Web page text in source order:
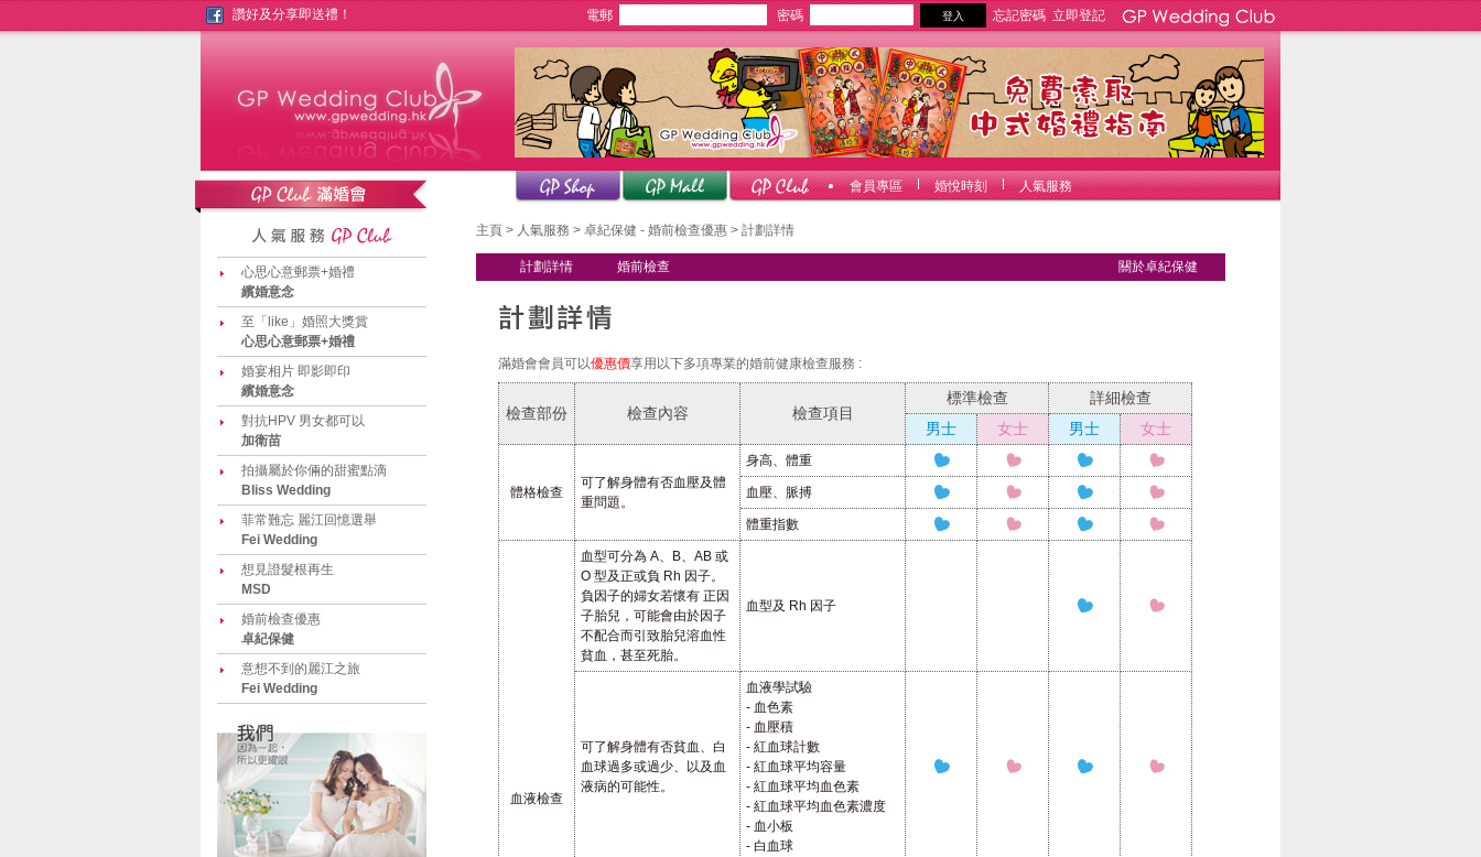
會員專區 婚悅時刻 人氣服務
心思心意郵票+婚禮
繽婚意念
至「like」婚照大獎賞
心思心意郵票+婚禮
婚宴相片 即影即印
繽婚意念
對抗HPV 男女都可以
加衛苗
拍攝屬於你倆的甜蜜點滴
Bliss Wedding
菲常難忘 麗江回憶選舉
Fei Wedding
想見證髮根再生
MSD
婚前檢查優惠
卓紀保健
意想不到的麗江之旅
Fei Wedding
主頁 > 人氣服務 > 卓紀保健 - 婚前檢查優惠 > 計劃詳情
計劃詳情 婚前檢查 關於卓紀保健
滿婚會會員可以優惠價享用以下多項專業的婚前健康檢查服務 :
檢查部份 檢查內容 檢查項目
標準檢查
詳細檢查
男士
女士 男士 女士
體格檢查
可了解身體有否血壓及體
重問題。
身高、體重
血壓、脈搏
體重指數
血液檢查
血型可分為 A、B、AB 或
O 型及正或負 Rh 因子。
負因子的婦女若懷有 正因
子胎兒，可能會由於因子
不配合而引致胎兒溶血性
貧血，甚至死胎。
血型及 Rh 因子
可了解身體有否貧血、白
血球過多或過少、以及血
液病的可能性。
血液學試驗
- 血色素
- 血壓積
- 紅血球計數
- 紅血球平均容量
- 紅血球平均血色素
- 紅血球平均血色素濃度
- 血小板
- 白血球
讚好及分享即送禮！ 電郵 密碼 忘記密碼 立即登記